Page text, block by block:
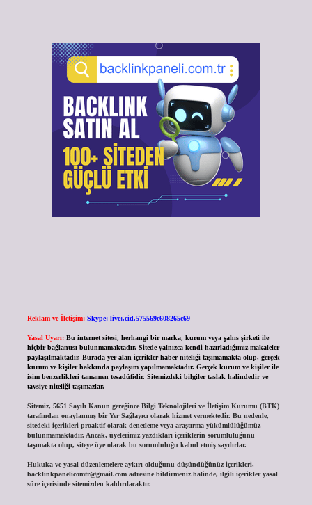
Reklam ve İletişim: Skype: live:.cid.575569c608265c69
Yasal Uyarı: Bu internet sitesi, herhangi bir marka, kurum veya şahıs şirketi ile
hiçbir bağlantısı bulunmamaktadır. Sitede yalnızca kendi hazırladığımız makaleler
paylaşılmaktadır. Burada yer alan içerikler haber niteliği taşımamakta olup, gerçek
kurum ve kişiler hakkında paylaşım yapılmamaktadır. Gerçek kurum ve kişiler ile
isim benzerlikleri tamamen tesadüfidir. Sitemizdeki bilgiler taslak halindedir ve
tavsiye niteliği taşımazlar.
Sitemiz, 5651 Sayılı Kanun gereğince Bilgi Teknolojileri ve İletişim Kurumu (BTK)
tarafından onaylanmış bir Yer Sağlayıcı olarak hizmet vermektedir. Bu nedenle,
sitedeki içerikleri proaktif olarak denetleme veya araştırma yükümlülüğümüz
bulunmamaktadır. Ancak, üyelerimiz yazdıkları içeriklerin sorumluluğunu
taşımakta olup, siteye üye olarak bu sorumluluğu kabul etmiş sayılırlar.
Hukuka ve yasal düzenlemelere aykırı olduğunu düşündüğünüz içerikleri,
backlinkpanelicomtr@gmail.comadresine bildirmeniz halinde, ilgili içerikler yasal
süre içerisinde sitemizden kaldırılacaktır.